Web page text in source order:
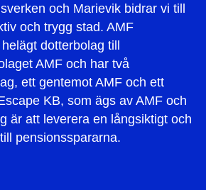
och Marievik bidrar vi till
och trygg stad. AMF
dotterbolag till
AMF och har två
ett gentemot AMF och ett
KB, som ägs av AMF och
är att leverera en långsiktigt och
pensionsspararna.